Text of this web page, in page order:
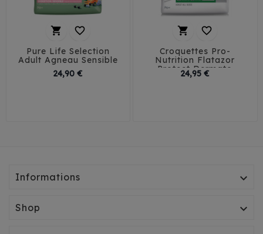
 
Pure Life Selection
Adult Agneau Sensible
24,90 €
 
Croquettes Pro-
Nutrition Flatazor
Protect Dermato
24,95 €
Informations 
Shop 